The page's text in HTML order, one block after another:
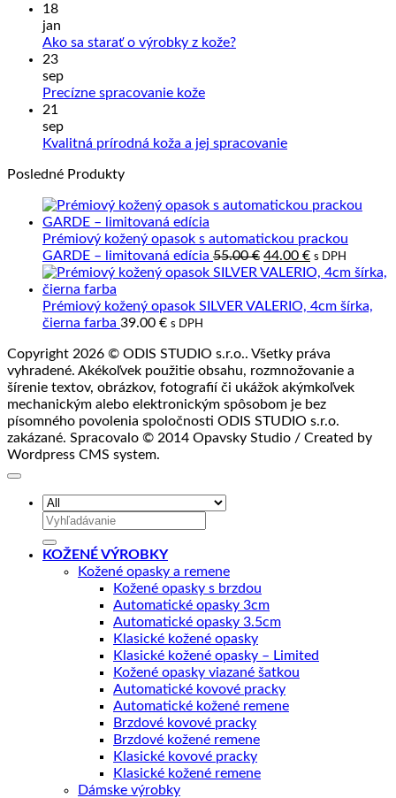
18
jan
Ako sa starať o výrobky z kože?Žiadne
o
23
sep
Precízne spracovanie kožeŽiadne
Precízne
21
sep
Kvalitná prírodná koža a jej spracovanieŽiadne
prírodná
a
jej
spracovanie
Posledné Produkty
Prémiový kožený opasok s automatickou prackou
GARDE – limitovaná edícia 55.00€ Pôvodná
cena
55.00 €.
44.00 €Aktuálna
cena
44.00 €.
s DPH
Prémiový kožený opasok SILVER VALERIO, 4cm šírka,
čierna farba 39.00 € s DPH
Copyright 2026 © ODIS STUDIO s.r.o.. Všetky práva
vyhradené. Akékoľvek použitie obsahu, rozmnožovanie a
šírenie textov, obrázkov, fotografií či ukážok akýmkoľvek
mechanickým alebo elektronickým spôsobom je bez
písomného povolenia spoločnosti ODIS STUDIO s.r.o.
zakázané. Spracovalo © 2014 Opavsky Studio / Created by
Wordpress CMS system.
Hľadať:
KOŽENÉ VÝROBKY
Kožené opasky a remene
Kožené opasky s brzdou
Automatické opasky 3cm
Automatické opasky 3.5cm
Klasické kožené opasky
Klasické kožené opasky – Limited
Kožené opasky viazané šatkou
Automatické kovové pracky
Automatické kožené remene
Brzdové kovové pracky
Brzdové kožené remene
Klasické kovové pracky
Klasické kožené remene
Dámske výrobky